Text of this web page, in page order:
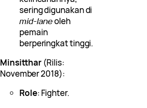
sering digunakan di
mid-laneoleh
pemain
berperingkat tinggi.
Minsitthar (Rilis:
November 2018):
Role: Fighter.